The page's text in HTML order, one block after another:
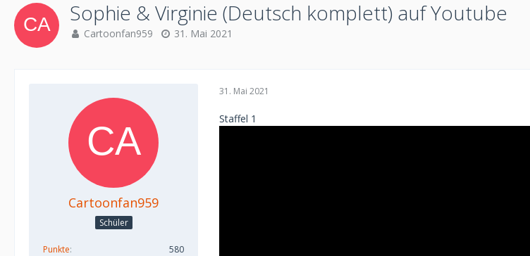
Sophie & Virginie (Deutsch komplett) auf Youtube
Cartoonfan959 31. Mai 2021
Cartoonfan959
Schüler
Punkte
580
31. Mai 2021
Staffel 1